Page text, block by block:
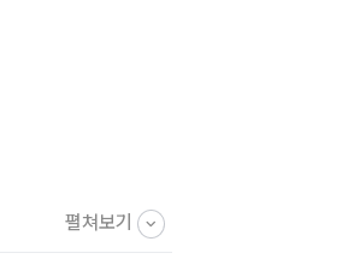
울타리 너머 대나
차를 배웠다.
여 2사단 군 생
이를 도난당하기
펼쳐보기